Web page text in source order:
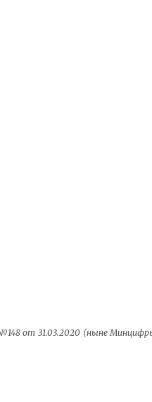
от 31.03.2020 (ныне